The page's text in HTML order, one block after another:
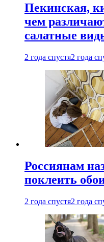
Пекинская,
чем
салатные
2 года спустя2 года
Россиянам
поклеить
2 года спустя2 года